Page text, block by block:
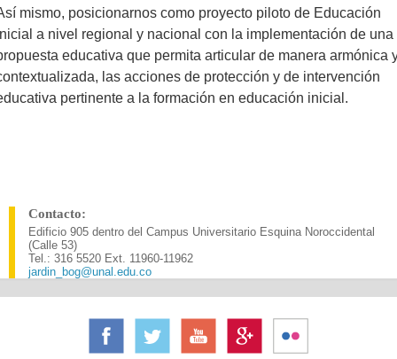
mismo, posicionarnos como proyecto piloto de Educación
a nivel regional y nacional con la implementación de una
educativa que permita articular de manera armónica
las acciones de protección y de intervención
pertinente a la formación en educación inicial.
Contacto:
Edificio 905 dentro del Campus Universitario Esquina Noroccidental
(Calle 53)
Tel.: 316 5520 Ext. 11960-11962
jardin_bog@unal.edu.co